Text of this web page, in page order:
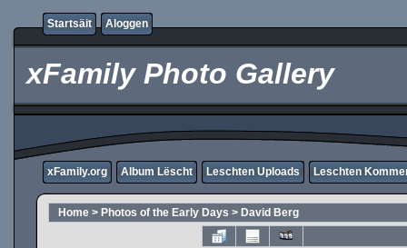
Startsäit Aloggen
xFamily Photo Gallery
xFamily.org Album Lëscht Leschten Uploads Leschten
Home > Photos of the Early Days > David Berg